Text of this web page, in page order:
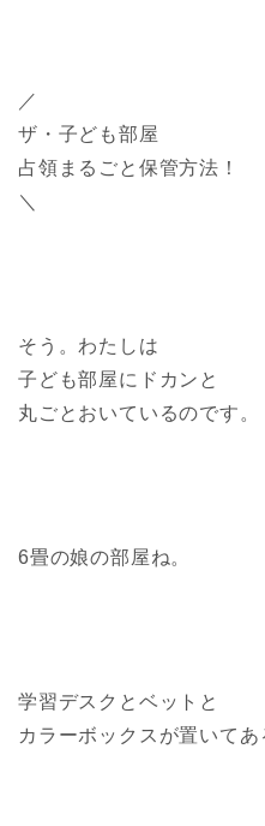
／
ザ・子ども部屋
占領まるごと保管方法！
＼
そう。わたしは
子ども部屋にドカンと
丸ごとおいているのです。
6畳の娘の部屋ね。
学習デスクとベットと
カラーボックスが置いて